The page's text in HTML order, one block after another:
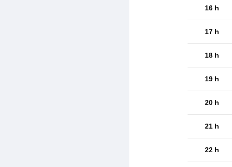
16 h
17 h
18 h
19 h
20 h
21 h
22 h